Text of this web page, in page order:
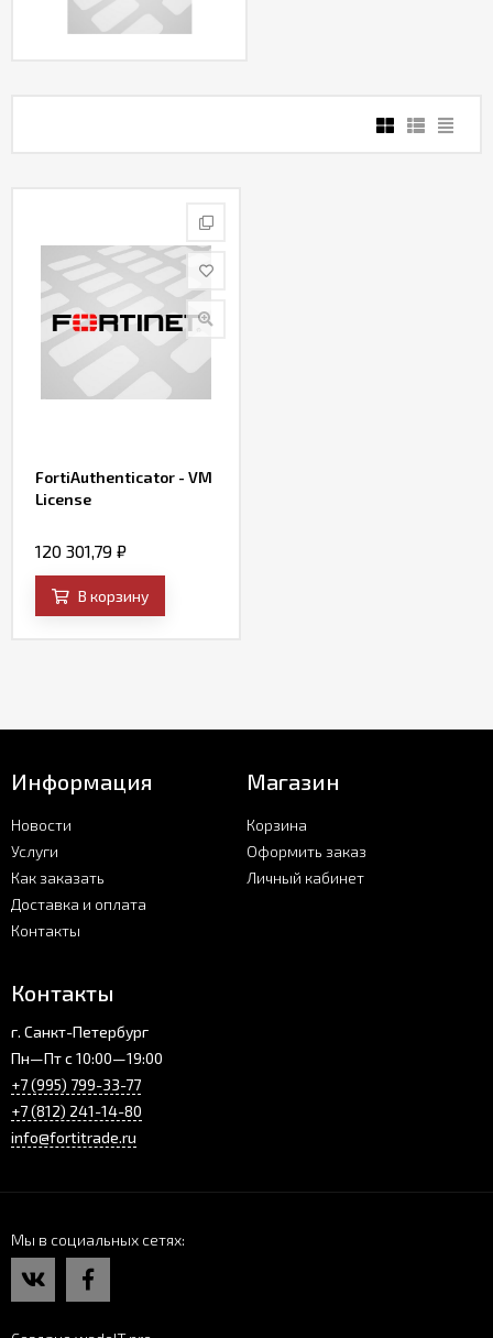
FortiAuthenticator - VM
License
120 301,79 ₽
В корзину
Информация
Новости
Услуги
Как заказать
Доставка и оплата
Контакты
Магазин
Корзина
Оформить заказ
Личный кабинет
Контакты
г. Санкт-Петербург
Пн—Пт с 10:00—19:00
+7 (995) 799-33-77
+7 (812) 241-14-80
info@fortitrade.ru
Мы в социальных сетях